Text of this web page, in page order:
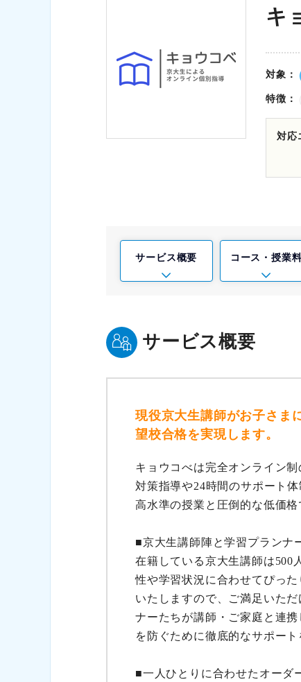
キ
対象
特徴
対応
サービス概要 コース・ 授業
サービス概要
現役京大生講師がお子さま
望校合格を実現します。
キョウコべは完全オンライン
対策指導や24時間のサポート
高水準の授業と圧倒的な低価
■京大生講師陣と学習プランナ
在籍している京大生講師は500
性や学習状況に合わせてぴっ
いたしますので、ご満足いた
ナーたちが講師・ご家庭と連
を防ぐために徹底的なサポート
■一人ひとりに合わせたオーダ